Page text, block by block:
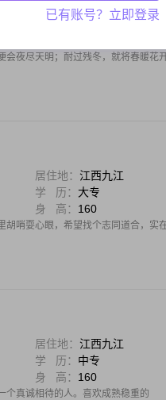
居住地：江西九江
学 历：大专
会夜尽天明；耐过残冬，就将春暖花
居住地： 江西九江
学 历： 大专
身 高： 160
胡哨耍心眼，希望找个志同道合，实
居住地： 江西九江
学 历： 中专
身 高： 160
个真诚相待的人。喜欢成熟稳重的
已有账号？立即登录